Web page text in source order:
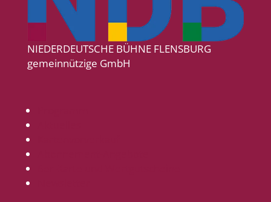
NIEDERDEUTSCHE BÜHNE FLENSBURG
gemeinnützige GmbH